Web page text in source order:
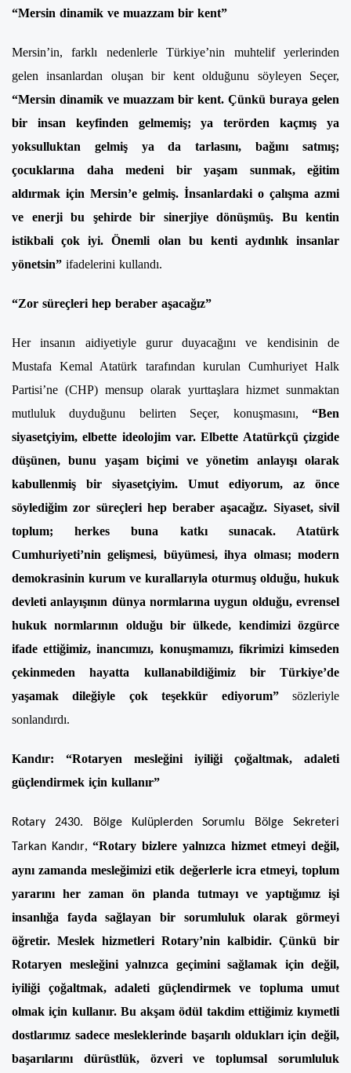
“Mersin dinamik ve muazzam bir kent”
Mersin’in, farklı nedenlerle Türkiye’nin muhtelif yerlerinden
gelen insanlardan oluşan bir kent olduğunu söyleyen Seçer,
“Mersin dinamik ve muazzam bir kent. Çünkü buraya gelen
bir insan keyfinden gelmemiş; ya terörden kaçmış ya
yoksulluktan gelmiş ya da tarlasını, bağını satmış;
çocuklarına daha medeni bir yaşam sunmak, eğitim
aldırmak için Mersin’e gelmiş. İnsanlardaki o çalışma azmi
ve enerji bu şehirde bir sinerjiye dönüşmüş. Bu kentin
istikbali çok iyi. Önemli olan bu kenti aydınlık insanlar
yönetsin” ifadelerini kullandı.
“Zor süreçleri hep beraber aşacağız”
Her insanın aidiyetiyle gurur duyacağını ve kendisinin de
Mustafa Kemal Atatürk tarafından kurulan Cumhuriyet Halk
Partisi’ne (CHP) mensup olarak yurttaşlara hizmet sunmaktan
mutluluk duyduğunu belirten Seçer, konuşmasını, “Ben
siyasetçiyim, elbette ideolojim var. Elbette Atatürkçü çizgide
düşünen, bunu yaşam biçimi ve yönetim anlayışı olarak
kabullenmiş bir siyasetçiyim. Umut ediyorum, az önce
söylediğim zor süreçleri hep beraber aşacağız. Siyaset, sivil
toplum; herkes buna katkı sunacak. Atatürk
Cumhuriyeti’nin gelişmesi, büyümesi, ihya olması; modern
demokrasinin kurum ve kurallarıyla oturmuş olduğu, hukuk
devleti anlayışının dünya normlarına uygun olduğu, evrensel
hukuk normlarının olduğu bir ülkede, kendimizi özgürce
ifade ettiğimiz, inancımızı, konuşmamızı, fikrimizi kimseden
çekinmeden hayatta kullanabildiğimiz bir Türkiye’de
yaşamak dileğiyle çok teşekkür ediyorum”sözleriyle
sonlandırdı.
Kandır: “Rotaryen mesleğini iyiliği çoğaltmak, adaleti
güçlendirmek için kullanır”
Rotary 2430. Bölge Kulüplerden Sorumlu Bölge Sekreteri
Tarkan Kandır,“Rotary bizlere yalnızca hizmet etmeyi değil,
aynı zamanda mesleğimizi etik değerlerle icra etmeyi, toplum
yararını her zaman ön planda tutmayı ve yaptığımız işi
insanlığa fayda sağlayan bir sorumluluk olarak görmeyi
öğretir. Meslek hizmetleri Rotary’nin kalbidir. Çünkü bir
Rotaryen mesleğini yalnızca geçimini sağlamak için değil,
iyiliği çoğaltmak, adaleti güçlendirmek ve topluma umut
olmak için kullanır. Bu akşam ödül takdim ettiğimiz kıymetli
dostlarımız sadece mesleklerinde başarılı oldukları için değil,
başarılarını dürüstlük, özveri ve toplumsal sorumluluk